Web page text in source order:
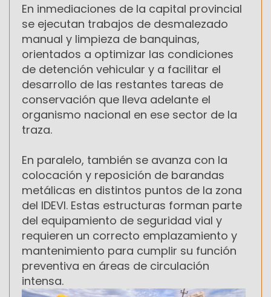
En inmediaciones de la capital provincial
se ejecutan trabajos de desmalezado
manual y limpieza de banquinas,
orientados a optimizar las condiciones
de detención vehicular y a facilitar el
desarrollo de las restantes tareas de
conservación que lleva adelante el
organismo nacional en ese sector de la
traza.
En paralelo, también se avanza con la
colocación y reposición de barandas
metálicas en distintos puntos de la zona
del IDEVI. Estas estructuras forman parte
del equipamiento de seguridad vial y
requieren un correcto emplazamiento y
mantenimiento para cumplir su función
preventiva en áreas de circulación
intensa.